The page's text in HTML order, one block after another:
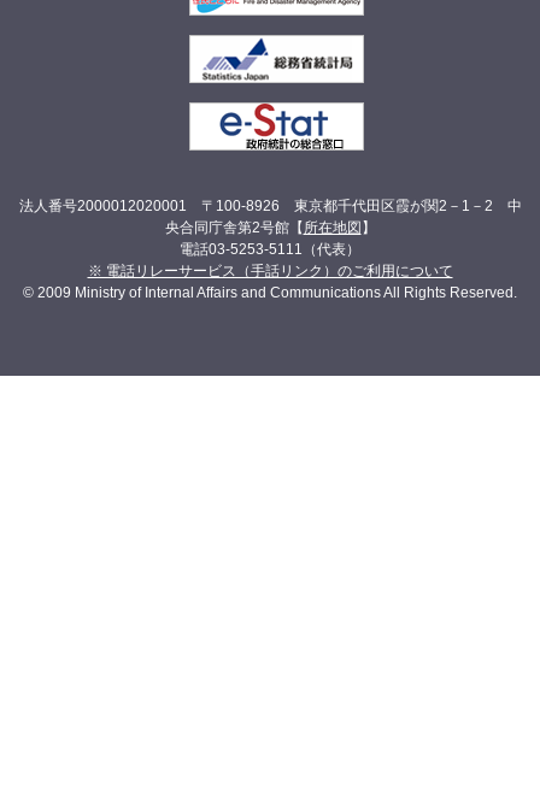
法人番号2000012020001 〒100-8926 東京都千代田区霞が関2－1－2 中
央合同庁舎第2号館【 所在地図 】
電話03-5253-5111（代表）
※ 電話リレーサービス（手話リンク）のご利用について
© 2009 Ministry of Internal Affairs and Communications All Rights Reserved.